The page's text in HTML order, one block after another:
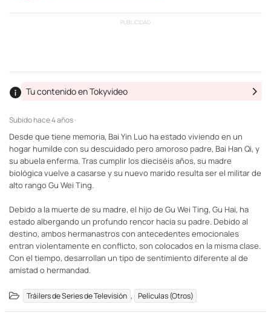
PUBLICIDAD
Subidohace 4 años ·
Tu contenido en Tokyvideo
Desde que tiene memoria, Bai Yin Luo ha estado viviendo en un
hogar humilde con su descuidado pero amoroso padre, Bai Han Qi, y
su abuela enferma. Tras cumplir los dieciséis años, su madre
biológica vuelve a casarse y su nuevo marido resulta ser el militar de
alto rango Gu Wei Ting.
Debido a la muerte de su madre, el hijo de Gu Wei Ting, Gu Hai, ha
estado albergando un profundo rencor hacia su padre. Debido al
destino, ambos hermanastros con antecedentes emocionales
entran violentamente en conflicto, son colocados en la misma clase.
Con el tiempo, desarrollan un tipo de sentimiento diferente al de
amistad o hermandad.
Tráilers de Series de Televisión , Películas (Otros)